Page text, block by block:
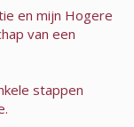
en mijn Hogere
van een
stappen